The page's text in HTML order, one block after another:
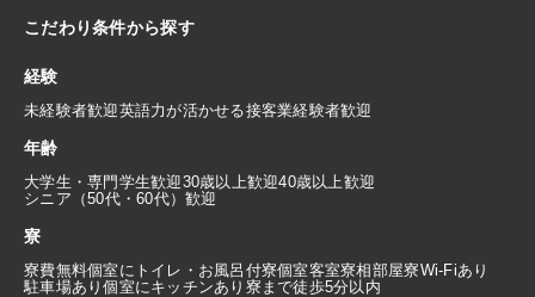
こだわり条件から探す
経験
未経験者歓迎英語力が活かせる接客業経験者歓迎
年齢
大学生・専門学生歓迎30歳以上歓迎40歳以上歓迎
シニア（50代・60代）歓迎
寮
寮費無料個室にトイレ・お風呂付寮個室客室寮相部屋寮Wi-Fiあり
駐車場あり個室にキッチンあり 寮まで徒歩5分以内